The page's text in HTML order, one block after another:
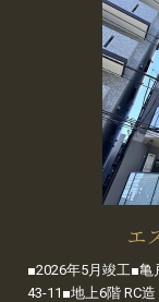
エ
■2026年5月竣工■
43-11■地上6階 RC造